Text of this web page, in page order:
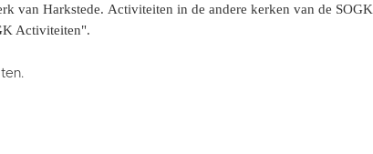
van Harkstede. Activiteiten in de andere kerken van de SOGK
Activiteiten".